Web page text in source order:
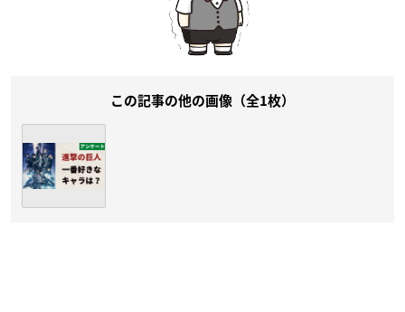
この記事の他の画像（全1枚）